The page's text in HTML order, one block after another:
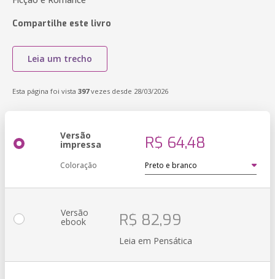
Compartilhe este livro
Leia um trecho
Esta página foi vista 397vezes desde 28/03/2026
Versão
impressa R$ 64,48
Coloração
Versão
ebook R$ 82,99
Leia em Pensática